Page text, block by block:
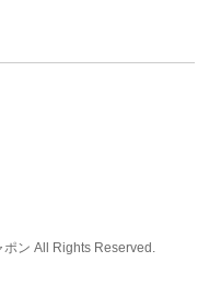
ポン All Rights Reserved.